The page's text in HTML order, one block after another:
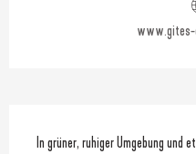
www.gites-
Beschreibung
In grüner, ruhiger Umgebung und